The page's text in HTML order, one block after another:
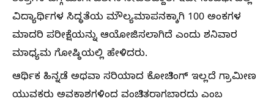
ವಿದ್ಯಾರ್ಥಿಗಳ ಸಿದ್ಧತೆಯ ಮೌಲ್ಯಮಾಪನಕ್ಕಾಗಿ 100 ಅಂಕಗಳ
ಮಾದರಿ ಪರೀಕ್ಷೆಯನ್ನು ಆಯೋಜಿಸಲಾಗಿದೆ ಎಂದು ಶನಿವಾರ
ಮಾಧ್ಯಮ ಗೋಷ್ಠಿಯಲ್ಲಿ ಹೇಳಿದರು.
ಆರ್ಥಿಕ ಹಿನ್ನಡೆ ಅಥವಾ ಸರಿಯಾದ ಕೋಚಿಂಗ್ ಇಲ್ಲದೆ ಗ್ರಾಮೀಣ
ಯುವಕರು ಅವಕಾಶಗಳಿಂದ ವಂಚಿತರಾಗಬಾರದು ಎಂಬ